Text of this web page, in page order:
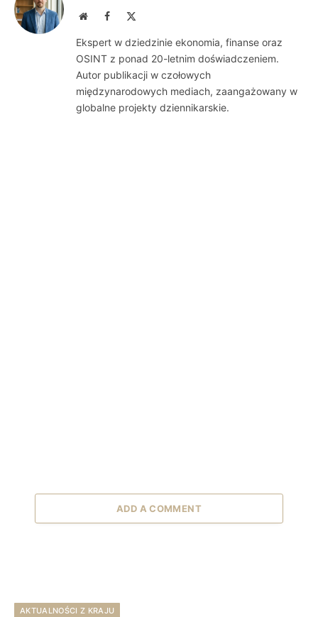
WebsiteFacebook
Ekspert w dziedzinie ekonomia, finanse oraz
OSINT z ponad 20-letnim doświadczeniem.
Autor publikacji w czołowych
międzynarodowych mediach, zaangażowany w
globalne projekty dziennikarskie.
ADD A COMMENT
AKTUALNOŚCI Z KRAJU